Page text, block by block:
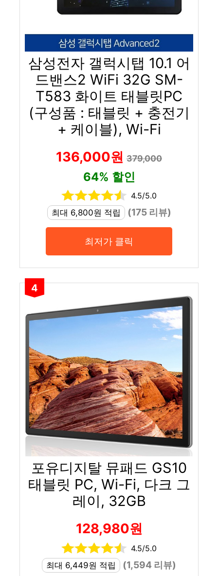
삼성전자 갤럭시탭 10.1 어
드밴스2 WiFi 32G SM-
T583 화이트 태블릿PC
(구성품 : 태블릿 + 충전기
+ 케이블), Wi-Fi
136,000원 379,000
64% 할인
4.5/5.0
최대 6,800원 적립
(175 리뷰)
최저가 클릭
4
포유디지탈 뮤패드 GS10
태블릿 PC, Wi-Fi, 다크 그
레이, 32GB
128,980원
4.5/5.0
최대 6,449원 적립
(1,594 리뷰)